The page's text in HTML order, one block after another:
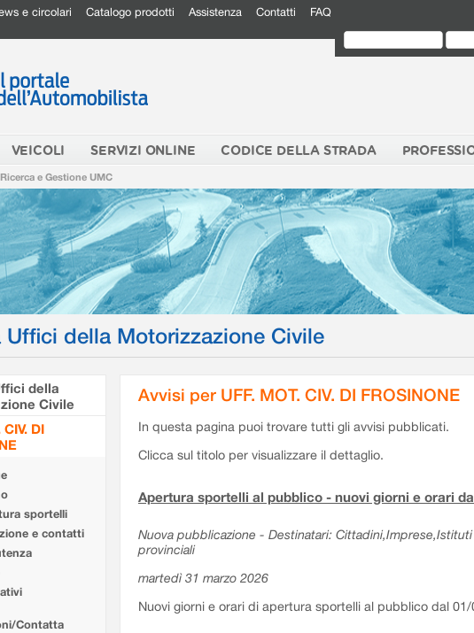
e circolari Catalogo prodotti Assistenza Contatti FAQ
VEICOLI SERVIZI ONLINE CODICE DELLA STRADA
Ricerca e Gestione UMC
Uffici della Motorizzazione Civile
della
Civile
CIV. DI
sportelli
e contatti
Contatta
Avvisi per UFF. MOT. CIV. DI FROSINONE
In questa pagina puoi trovare tutti gli avvisi pubblicati.
Clicca sul titolo per visualizzare il dettaglio.
Apertura sportelli al pubblico - nuovi giorni e orari
Nuova pubblicazione - Destinatari:
provinciali
martedì 31 marzo 2026
Nuovi giorni e orari di apertura sportelli al pubblico dal